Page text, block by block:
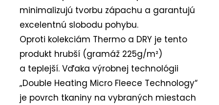
minimalizujú tvorbu zápachu a garantujú
excelentnú slobodu pohybu.
Oproti kolekciám Thermo a DRY je tento
produkt hrubší (gramáž 225g/m²)
a teplejší. Vďaka výrobnej technológii
„Double Heating Micro Fleece Technology“
je povrch tkaniny na vybraných miestach